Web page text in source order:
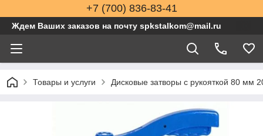
+7 (700) 836-83-41
Ждем Ваших заказов на почту spkstalkom@mail.ru
Товары и услуги Дисковые затворы с рукояткой 80 мм